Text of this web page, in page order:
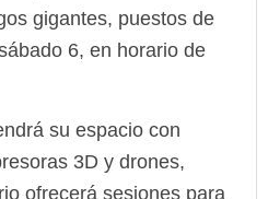
gigantes, puestos de
6, en horario de
su espacio con
3D y drones,
ofrecerá sesiones para